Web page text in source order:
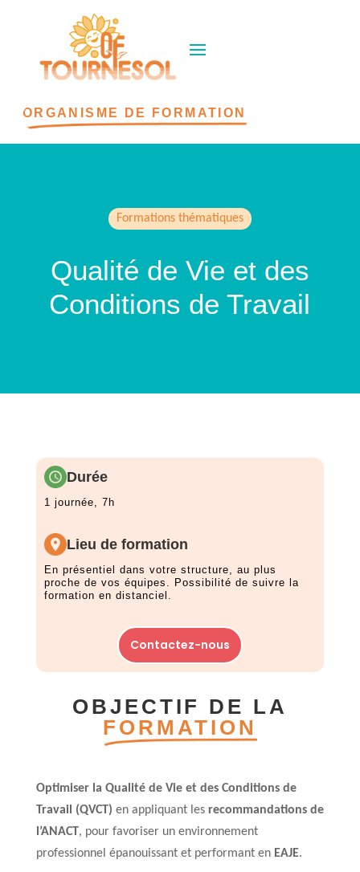
ORGANISME DE FORMATION
Formations thématiques
Qualité de Vie et des
Conditions de Travail
Durée
1 journée, 7h
Lieu de formation
En présentiel dans votre structure, au plus
proche de vos équipes. Possibilité de suivre la
formation en distanciel.
Contactez-nous
OBJECTIF DE LA
FORMATION
Optimiser la Qualité de Vie et des Conditions de
Travail (QVCT) en appliquant les recommandations de
l’ANACT, pour favoriser un environnement
professionnel épanouissant et performant en EAJE.